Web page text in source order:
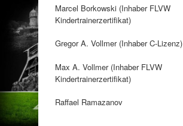
Marcel Borkowski (Inhaber FLVW
Kindertrainerzertifikat)
Gregor A. Vollmer (Inhaber C-Lizenz)
Max A. Vollmer (Inhaber FLVW
Kindertrainerzertifikat)
Raffael Ramazanov